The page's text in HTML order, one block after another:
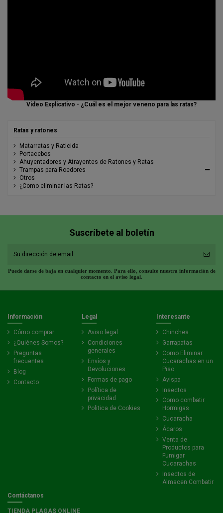
Video Explicativo - ¿Cuál es el mejor veneno para las ratas?
Ratas y ratones
Matarratas y Raticida
Portacebos
Ahuyentadores y Atrayentes de Ratones y Ratas
Trampas para Roedores
Otros
¿Como eliminar las Ratas?
Suscríbete al boletín
Puede darse de baja en cualquier momento. Para ello, consulte nuestra información de
contacto en el aviso legal.
Información
Cómo comprar
¿Quiénes Somos?
Preguntas
frecuentes
Blog
Contacto
Legal
Aviso legal
Condiciones
generales
Envíos y
Devoluciones
Formas de pago
Política de
privacidad
Politica de Cookies
Interesante
Chinches
Garrapatas
Como Eliminar
Cucarachas en un
Piso
Avispa
Insectos
Como combatir
Hormigas
Cucaracha
Ácaros
Venta de
Productos para
Fumigar
Cucarachas
Insectos de
Almacen Combatir
Contáctanos
TIENDA PLAGAS ONLINE